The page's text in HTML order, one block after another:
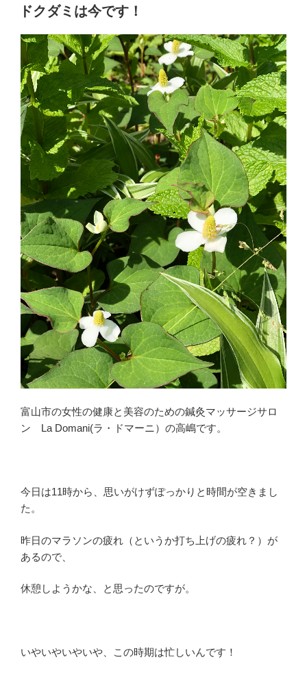
稿
日:ドクダミは今です！
富山市の女性の健康と美容のための鍼灸マッサージサロ
ン La Domani(ラ・ドマーニ）の高嶋です。
今日は11時から、思いがけずぽっかりと時間が空きまし
た。
昨日のマラソンの疲れ（というか打ち上げの疲れ？）が
あるので、
休憩しようかな、と思ったのですが。
いやいやいやいや、この時期は忙しいんです！